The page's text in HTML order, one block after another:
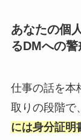
あなたの個
るDMへの
仕事の話を本
取りの段階で、
には身分証明